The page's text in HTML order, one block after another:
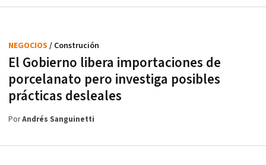
El Gobierno libera importaciones de
porcelanato pero investiga posibles
prácticas desleales
NEGOCIOS / Construción
PorAndrés Sanguinetti